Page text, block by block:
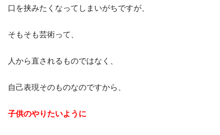
口を挟みたくなってしまいがちですが、
そもそも芸術って、
人から直されるものではなく、
自己表現そのものなのですから、
子供のやりたいように